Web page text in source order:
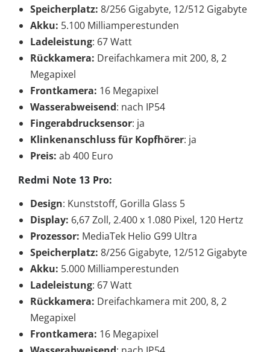
Speicherplatz: 8/256 Gigabyte, 12/512 Gigabyte
Akku: 5.100 Milliamperestunden
Ladeleistung: 67 Watt
Rückkamera: Dreifachkamera mit 200, 8, 2
Megapixel
Frontkamera: 16 Megapixel
Wasserabweisend: nach IP54
Fingerabdrucksensor: ja
Klinkenanschluss für Kopfhörer: ja
Preis: ab 400 Euro
Redmi Note 13 Pro:
Design: Kunststoff, Gorilla Glass 5
Display: 6,67 Zoll, 2.400 x 1.080 Pixel, 120 Hertz
Prozessor: MediaTek Helio G99 Ultra
Speicherplatz: 8/256 Gigabyte, 12/512 Gigabyte
Akku: 5.000 Milliamperestunden
Ladeleistung: 67 Watt
Rückkamera: Dreifachkamera mit 200, 8, 2
Megapixel
Frontkamera: 16 Megapixel